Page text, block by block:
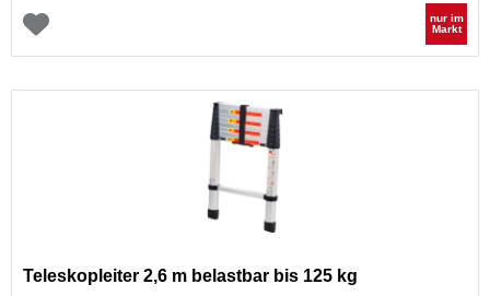
nur im
Markt
Teleskopleiter 2,6 m belastbar bis 125 kg